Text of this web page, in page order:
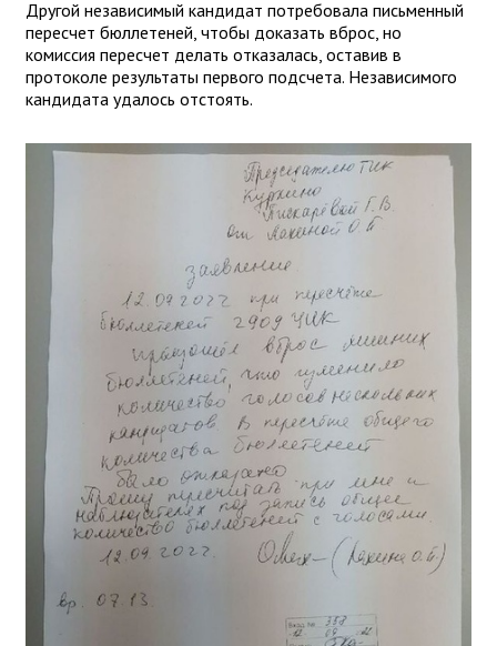
Другой независимый кандидат потребовала письменный
пересчет бюллетеней, чтобы доказать вброс, но
комиссия пересчет делать отказалась, оставив в
протоколе результаты первого подсчета. Независимого
кандидата удалось отстоять.